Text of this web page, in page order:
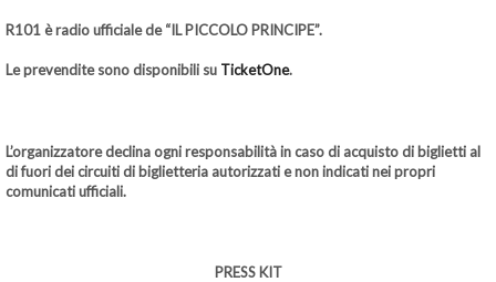
R101 è radio ufficiale de“IL PICCOLO PRINCIPE”.
Le prevendite sono disponibili su TicketOne.
L’organizzatore declina ogni responsabilità in caso di acquisto di biglietti al
di fuori dei circuiti di biglietteria autorizzati e non indicati nei propri
comunicati ufficiali.
PRESS KIT